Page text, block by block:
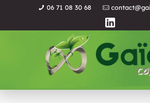
06 71 08 30 68